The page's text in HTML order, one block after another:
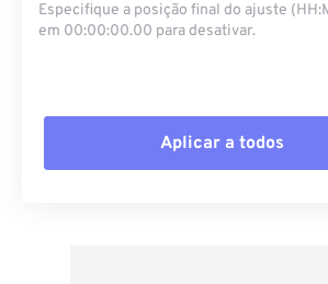
Especifique a posição final do ajuste
em 00:00:00.00 para desativar.
Aplicar a todos